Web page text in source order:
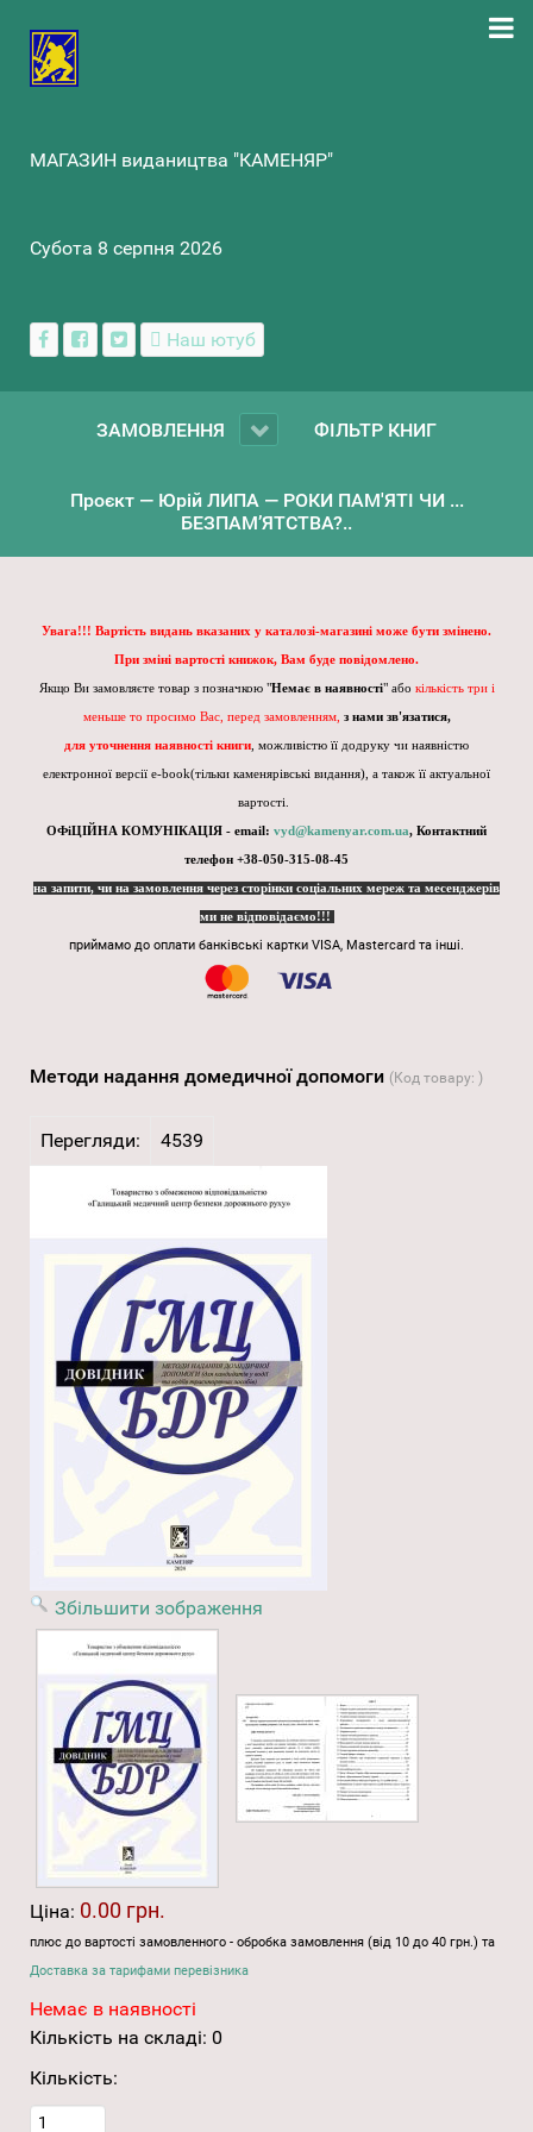
МАГАЗИН видаництва "КАМЕНЯР"
Субота 8 серпня 2026
Наш ютуб
ЗАМОВЛЕННЯ ФІЛЬТР КНИГ
Проєкт — Юрій ЛИПА — РОКИ ПАМ'ЯТІ ЧИ ...
БЕЗПАМ’ЯТСТВА?..
Увага!!! Вартість видань вказаних у каталозі-магазині може бути змінено.
При зміні вартості книжок, Вам буде повідомлено.
Якщо Ви замовляєте товар з позначкою "Немає в наявності" або кількість три і
меньше то просимо Вас, перед замовленням, з нами зв'язатися,
для уточнення наявності книги , можливістю її додруку чи наявністю
електронної версії e-book(тільки каменярівські видання), а також її актуальної
вартості.
ОФіЦІЙНА КОМУНІКАЦІЯ - email: vyd@kamenyar.com.ua, Контактний
телефон +38-050-315-08-45
на запити, чи на замовлення через сторінки соціальних мереж та месенджерів
ми не відповідаємо!!!
приймамо до оплати банківські картки VISA, Mastercard та інші.
Методи надання домедичної допомоги (Код товару: )
Перегляди: 4539
Збільшити зображення
Ціна: 0.00 грн.
плюс до вартості замовленного - обробка замовлення (від 10 до 40 грн.) та
Доставка за тарифами перевізника
Немає в наявності
Кількість на складі: 0
Кількість: